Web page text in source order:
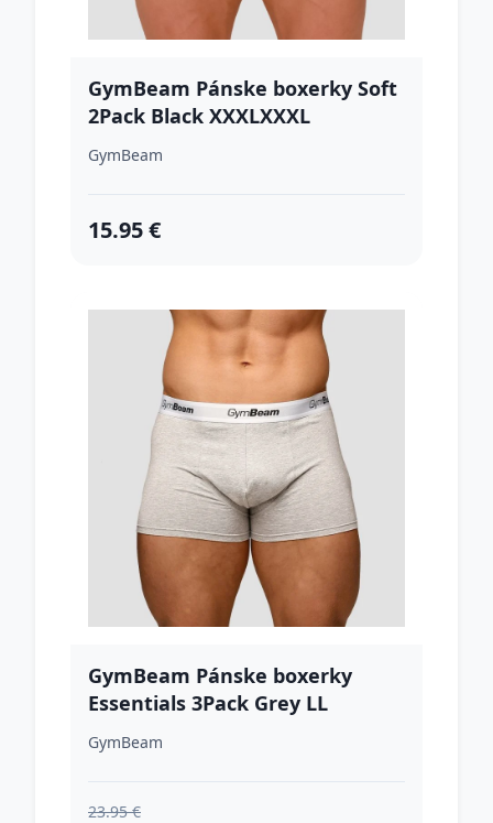
GymBeam Pánske boxerky Soft
2Pack Black XXXLXXXL
GymBeam
15.95 €
GymBeam Pánske boxerky
Essentials 3Pack Grey LL
GymBeam
23.95 €